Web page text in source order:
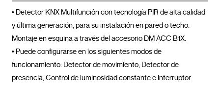
• Detector KNX Multifunción con tecnología PIR de alta calidad
y última generación, para su instalación en pared o techo.
Montaje en esquina a través del accesorio DM ACC B1X.
• Puede configurarse en los siguientes modos de
funcionamiento: Detector de movimiento, Detector de
presencia, Control de luminosidad constante e Interruptor